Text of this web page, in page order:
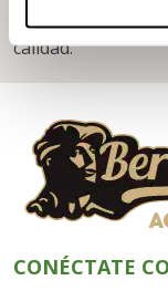
portuguesa que
calidad.
CONÉCTATE